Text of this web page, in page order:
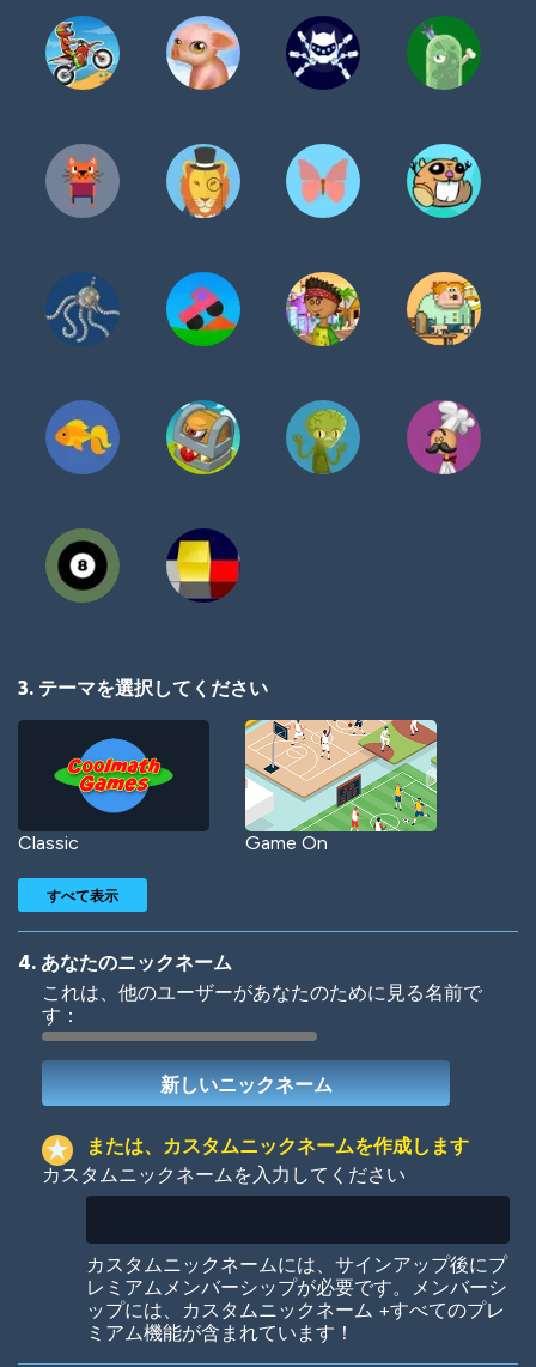
3. テーマを選択してください
Classic Game On
Woof
Colorful
すべて表示
4. あなたのニックネーム
これは、他のユーザーがあなたのために見る名前で
す：
または、カスタムニックネームを作成します
カスタムニックネームを入力してください
カスタムニックネームには、サインアップ後にプ
レミアムメンバーシップが必要です。メンバーシ
ップには、カスタムニックネーム +すべてのプレ
ミアム機能が含まれています！